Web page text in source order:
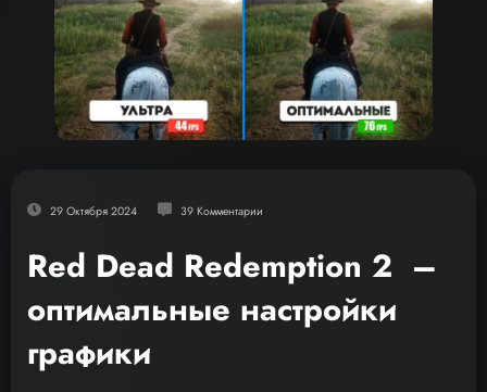
29 Октября 2024 39 Комментарии
Red Dead Redemption 2 –
оптимальные настройки
графики